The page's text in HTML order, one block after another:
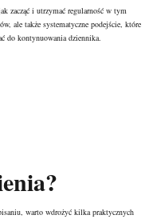
zacząć i utrzymać regularność w tym
ale także systematyczne podejście, które
do kontynuowania dziennika.
warto wdrożyć kilka praktycznych